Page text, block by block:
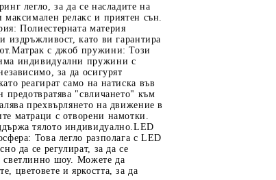
легло, за да се насладите на
релакс и приятен сън.
Полиестерната материя
издръжливост, като ви гарантира
с джоб пружини: Този
индивидуални пружини с
за да осигурят
реагират само на натиска във
предотвратява "свличането" към
прехвърлянето на движение в
матраци с отворени намотки.
тялото индивидуално.LED
Това легло разполага с LED
да се регулират, за да се
светлинно шоу. Можете да
цветовете и яркостта, за да